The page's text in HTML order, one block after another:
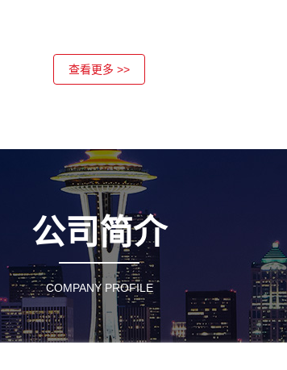
查看更多 >>
公司简介
COMPANY PROFILE